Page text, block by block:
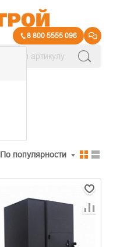
8 800 5555 096
По популярности